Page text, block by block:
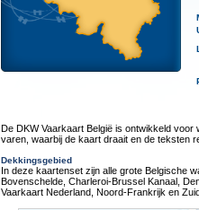
De DKW Vaarkaart België is ontwikkeld
varen, waarbij de kaart draait en de teksten
Dekkingsgebied
In deze kaartenset zijn alle grote Belgische
Bovenschelde, Charleroi-Brussel Kanaal,
Vaarkaart Nederland, Noord-Frankrijk en